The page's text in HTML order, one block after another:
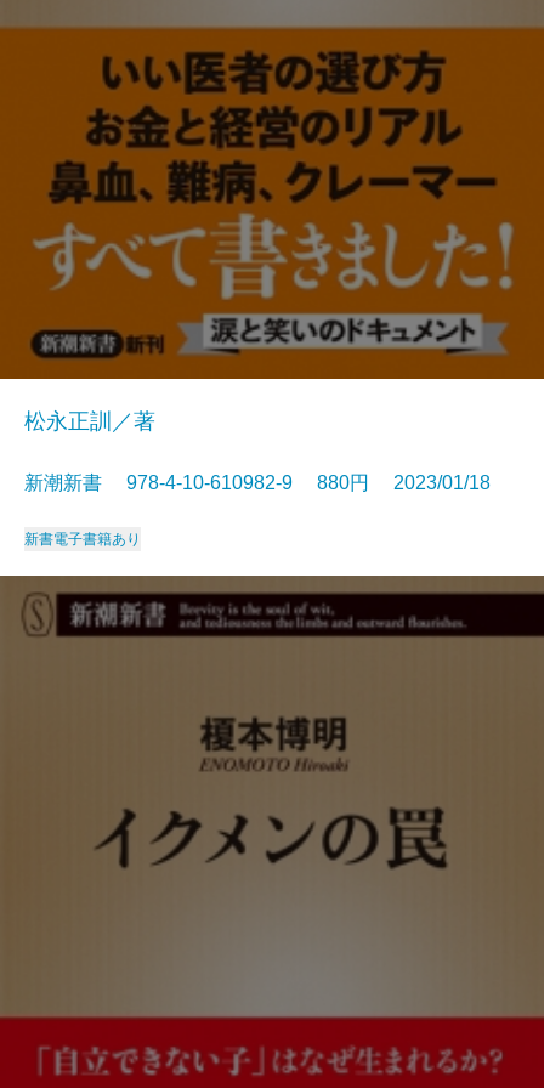
松永正訓／著
新潮新書 978-4-10-610982-9 880円 2023/01/18
新書電子書籍あり